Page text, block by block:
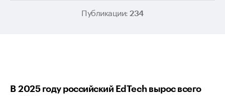
Публикации:234
В 2025 году российский EdTech вырос всего